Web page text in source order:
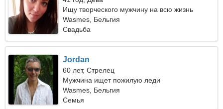
Ищу творческого мужчину на всю жизнь
Wasmes, Бельгия
Свадьба
Jordan
60 лет, Стрелец
Мужчина ищет пожилую леди
Wasmes, Бельгия
Семья